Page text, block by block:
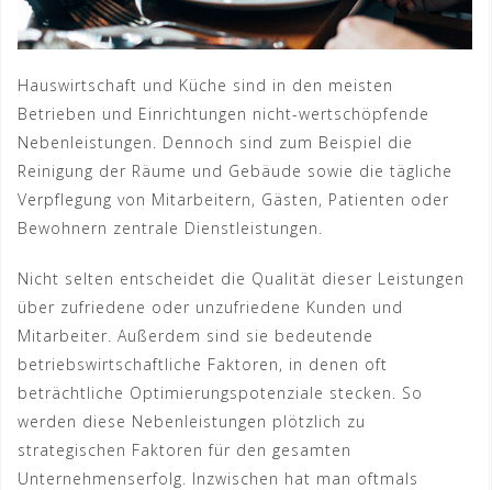
Hauswirtschaft und Küche sind in den meisten
Betrieben und Einrichtungen nicht-wertschöpfende
Nebenleistungen. Dennoch sind zum Beispiel die
Reinigung der Räume und Gebäude sowie die tägliche
Verpflegung von Mitarbeitern, Gästen, Patienten oder
Bewohnern zentrale Dienstleistungen.
Nicht selten entscheidet die Qualität dieser Leistungen
über zufriedene oder unzufriedene Kunden und
Mitarbeiter. Außerdem sind sie bedeutende
betriebswirtschaftliche Faktoren, in denen oft
beträchtliche Optimierungspotenziale stecken. So
werden diese Nebenleistungen plötzlich zu
strategischen Faktoren für den gesamten
Unternehmenserfolg. Inzwischen hat man oftmals